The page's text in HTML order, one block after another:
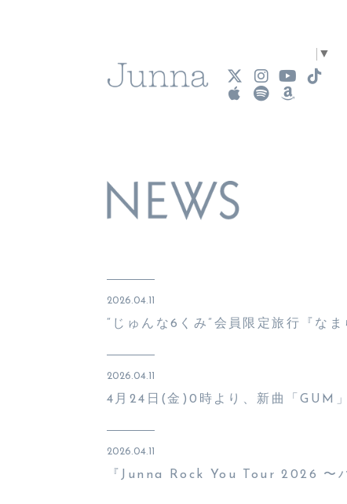
▼
2026.04.11
“じゅんな6くみ”会員限定旅行『な
2026.04.11
4月24日(金)0時より、新曲「GUM
2026.04.11
『Junna Rock You Tour 2026 〜